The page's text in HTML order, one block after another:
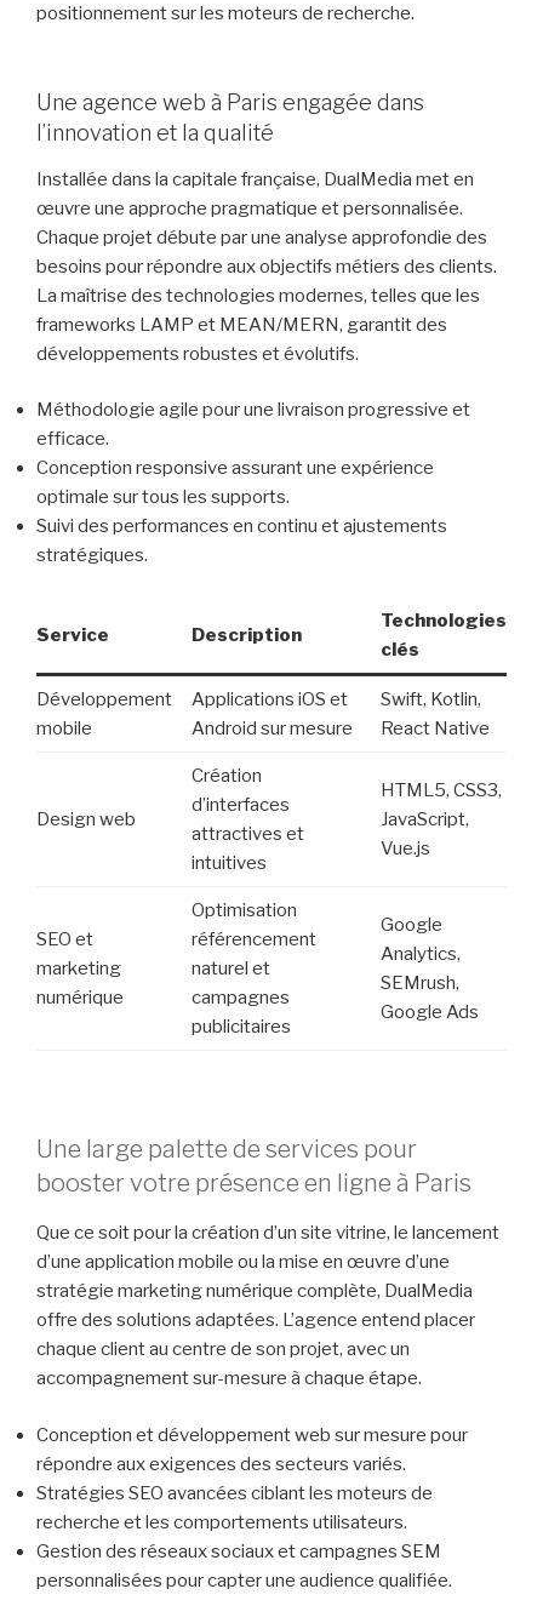
positionnement sur les moteurs de recherche.
Une agence web à Paris engagée dans
l’innovation et la qualité
Installée dans la capitale française, DualMedia met en
œuvre une approche pragmatique et personnalisée.
Chaque projet débute par une analyse approfondie des
besoins pour répondre aux objectifs métiers des clients.
La maîtrise des technologies modernes, telles que les
frameworks LAMP et MEAN/MERN, garantit des
développements robustes et évolutifs.
Méthodologie agile pour une livraison progressive et
efficace.
Conception responsive assurant une expérience
optimale sur tous les supports.
Suivi des performances en continu et ajustements
stratégiques.
Service Description
Technologies
clés
Développement
mobile
Applications iOS et
Android sur mesure
Swift, Kotlin,
React Native
Design web
Création
d’interfaces
attractives et
intuitives
HTML5, CSS3,
JavaScript,
Vue.js
SEO et
marketing
numérique
Optimisation
référencement
naturel et
campagnes
publicitaires
Google
Analytics,
SEMrush,
Google Ads
Une large palette de services pour
booster votre présence en ligne à Paris
Que ce soit pour la création d’un site vitrine, le lancement
d’une application mobile ou la mise en œuvre d’une
stratégie marketing numérique complète, DualMedia
offre des solutions adaptées. L’agence entend placer
chaque client au centre de son projet, avec un
accompagnement sur-mesure à chaque étape.
Conception et développement web sur mesure pour
répondre aux exigences des secteurs variés.
Stratégies SEO avancées ciblant les moteurs de
recherche et les comportements utilisateurs.
Gestion des réseaux sociaux et campagnes SEM
personnalisées pour capter une audience qualifiée.